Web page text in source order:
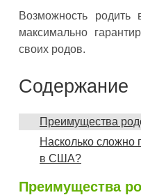
Возможность
максимально
своих родов.
Содержание
Преимущества
Насколько сложно
в США?
Преимущества